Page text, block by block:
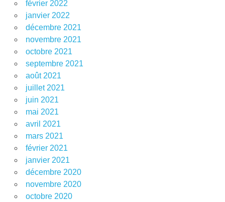
février 2022
janvier 2022
décembre 2021
novembre 2021
octobre 2021
septembre 2021
août 2021
juillet 2021
juin 2021
mai 2021
avril 2021
mars 2021
février 2021
janvier 2021
décembre 2020
novembre 2020
octobre 2020